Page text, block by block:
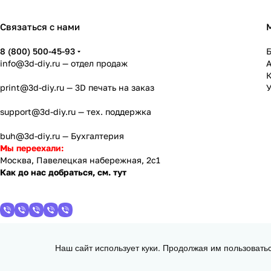
Связаться с нами
8 (800) 500-45-93
info@3d-diy.ru — отдел продаж
print@3d-diy.ru — 3D печать на заказ
support@3d-diy.ru — тех. поддержка
buh@3d-diy.ru — Бухгалтерия
Мы переехали:
Москва, Павелецкая набережная, 2с1
Как до нас добраться, см. тут
2013 - 2026 © 3DiY (Тридиай) - интернет-магазин комплектующих
Наш сайт использует куки. Продолжая им